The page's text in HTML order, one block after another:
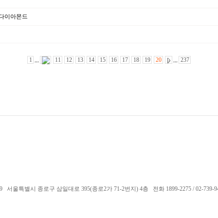
이아몬드
1 ,,, 11 12 13 14 15 16 17 18 19 20 ,,, 237
울특별시 종로구 삼일대로 395(종로2가 71-2번지) 4층 전화 1899-2275 / 02-